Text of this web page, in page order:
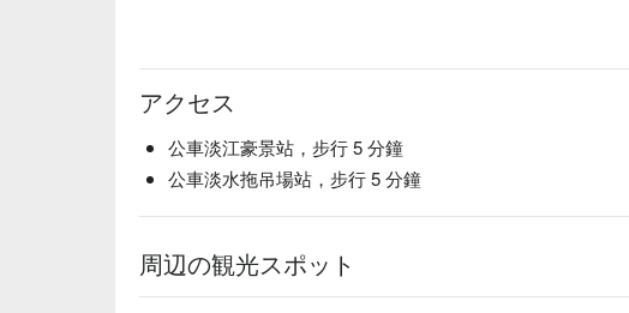
アクセス
公車淡江豪景站，步行 5 分鐘
公車淡水拖吊場站，步行 5 分鐘
周辺の観光スポット